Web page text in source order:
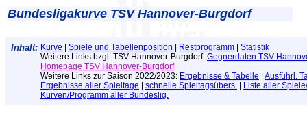
Bundesligakurve TSV Hannover-Burgdorf
Inhalt: Kurve Spiele und Tabellenposition Restprogramm
Statistik
Weitere Links bzgl. TSV Hannover-Burgdorf: Gegnerdaten TSV
Homepage TSV Hannover-Burgdorf
Weitere Links zur Saison 2022/2023: Ergebnisse & Tabelle
Ausführl.
Ergebnisse aller Spieltage
schnelle Spieltagsübers.
Liste aller
Kurven/Programm aller Bundeslig.